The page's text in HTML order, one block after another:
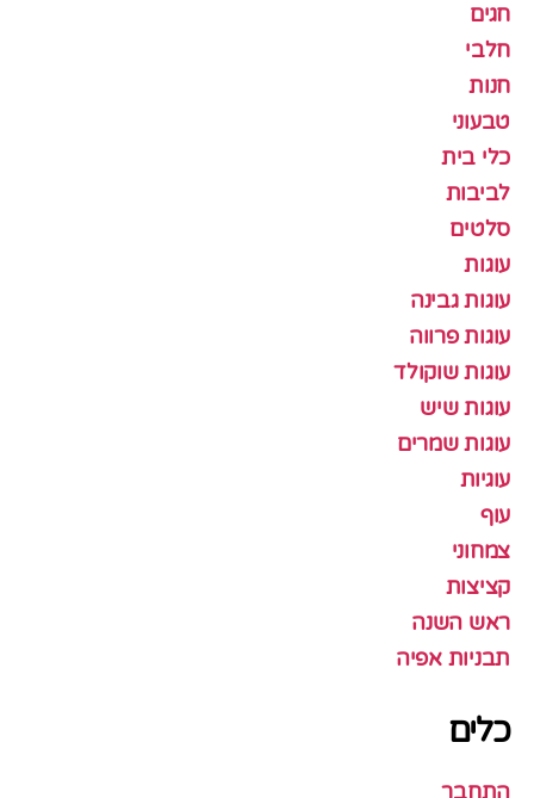
חגים
חלבי
חנות
טבעוני
כלי בית
לביבות
סלטים
עוגות
עוגות גבינה
עוגות פרווה
עוגות שוקולד
עוגות שיש
עוגות שמרים
עוגיות
עוף
צמחוני
קציצות
ראש השנה
תבניות אפיה
כלים
התחבר